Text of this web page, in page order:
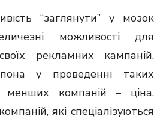
“заглянути” у мозок
можливості для
рекламних кампаній.
у проведенні таких
менших компаній – ціна.
які спеціалізуються